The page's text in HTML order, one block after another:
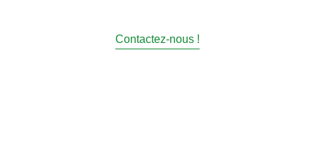
Contactez-nous !